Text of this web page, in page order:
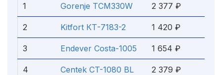
1 Gorenje TCM330W 2 377 ₽
2 Kitfort КТ-7183-2 1 420 ₽
3 Endever Costa-1005 1 654 ₽
4 Centek CT-1080 BL 2 379 ₽